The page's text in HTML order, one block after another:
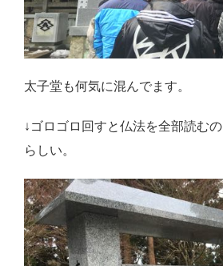
太子堂も何気に混んでます。
↓ゴロゴロ回すと仏法を全部読む
らしい。